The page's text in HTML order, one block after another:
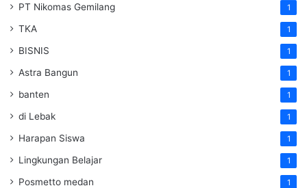
PT Nikomas Gemilang 1
TKA 1
BISNIS 1
Astra Bangun 1
banten 1
di Lebak 1
Harapan Siswa 1
Lingkungan Belajar 1
Posmetto medan 1